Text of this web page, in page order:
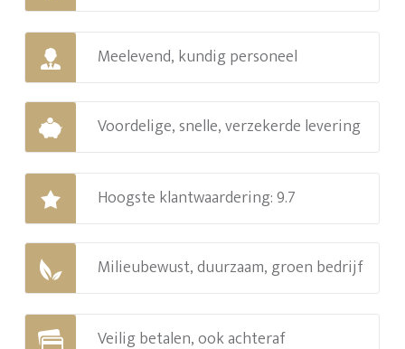
Meelevend, kundig personeel
Voordelige, snelle, verzekerde levering
Hoogste klantwaardering: 9.7
Milieubewust, duurzaam, groen bedrijf
Veilig betalen, ook achteraf